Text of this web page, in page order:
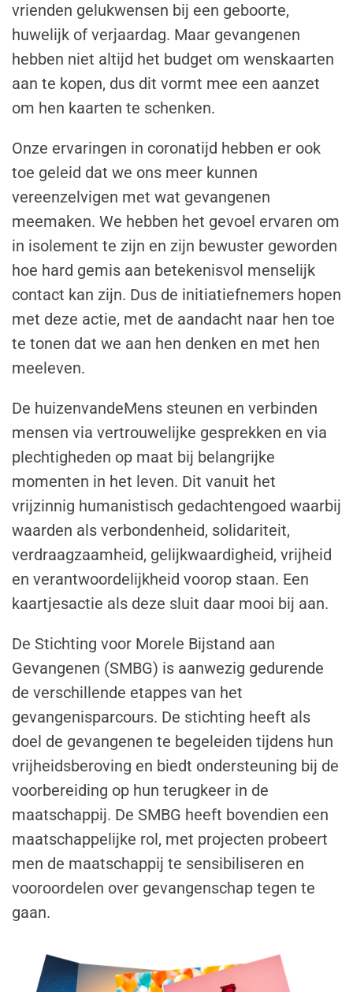
vrienden gelukwensen bij een geboorte,
huwelijk of verjaardag. Maar gevangenen
hebben niet altijd het budget om wenskaarten
aan te kopen, dus dit vormt mee een aanzet
om hen kaarten te schenken.
Onze ervaringen in coronatijd hebben er ook
toe geleid dat we ons meer kunnen
vereenzelvigen met wat gevangenen
meemaken. We hebben het gevoel ervaren om
in isolement te zijn en zijn bewuster geworden
hoe hard gemis aan betekenisvol menselijk
contact kan zijn. Dus de initiatiefnemers hopen
met deze actie, met de aandacht naar hen toe
te tonen dat we aan hen denken en met hen
meeleven.
De huizenvandeMens steunen en verbinden
mensen via vertrouwelijke gesprekken en via
plechtigheden op maat bij belangrijke
momenten in het leven. Dit vanuit het
vrijzinnig humanistisch gedachtengoed waarbij
waarden als verbondenheid, solidariteit,
verdraagzaamheid, gelijkwaardigheid, vrijheid
en verantwoordelijkheid voorop staan. Een
kaartjesactie als deze sluit daar mooi bij aan.
De Stichting voor Morele Bijstand aan
Gevangenen (SMBG) is aanwezig gedurende
de verschillende etappes van het
gevangenisparcours. De stichting heeft als
doel de gevangenen te begeleiden tijdens hun
vrijheidsberoving en biedt ondersteuning bij de
voorbereiding op hun terugkeer in de
maatschappij. De SMBG heeft bovendien een
maatschappelijke rol, met projecten probeert
men de maatschappij te sensibiliseren en
vooroordelen over gevangenschap tegen te
gaan.